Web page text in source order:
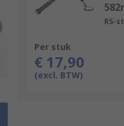
RS-
Per stuk
€ 17,90
(excl. BTW)